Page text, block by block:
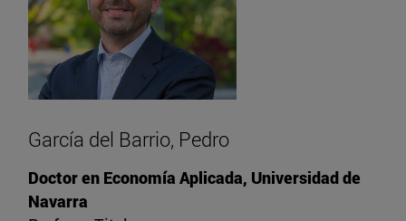
García del Barrio, Pedro
Doctor en Economía Aplicada, Universidad de
Navarra